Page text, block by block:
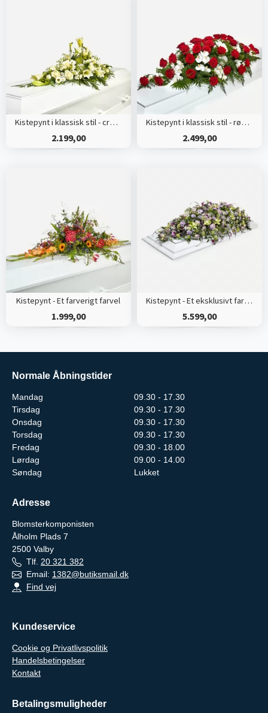
Kistepynt i klassisk stil - creme
2.199,00
Kistepynt i klassisk stil - rød og hvid
2.499,00
Kistepynt - Et farverigt farvel
1.999,00
Kistepynt - Et eksklusivt farvel
5.599,00
Normale Åbningstider
Mandag
09.30 - 17.30
Tirsdag
09.30 - 17.30
Onsdag
09.30 - 17.30
Torsdag
09.30 - 17.30
Fredag
09.30 - 18.00
Lørdag
09.00 - 14.00
Søndag
Lukket
Adresse
Blomsterkomponisten
Ålholm Plads 7
2500 Valby
Tlf. 20 321 382
Email: 1382@butiksmail.dk
Find vej
Kundeservice
Cookie og Privatlivspolitik
Handelsbetingelser
Kontakt
Betalingsmuligheder